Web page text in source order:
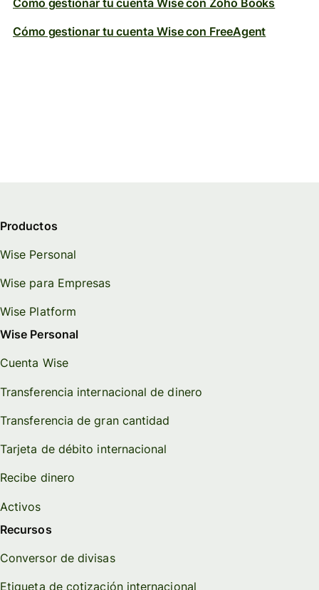
Cómo gestionar tu cuenta Wise con Zoho Books
Cómo gestionar tu cuenta Wise con FreeAgent
Productos
Wise Personal
Wise para Empresas
Wise Platform
Wise Personal
Cuenta Wise
Transferencia internacional de dinero
Transferencia de gran cantidad
Tarjeta de débito internacional
Recibe dinero
Activos
Recursos
Conversor de divisas
Etiqueta de cotización internacional